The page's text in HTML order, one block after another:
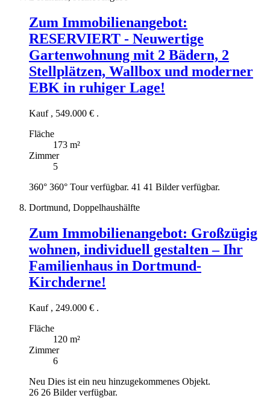
Zum Immobilienangebot:
RESERVIERT - Neuwertige
Gartenwohnung mit 2 Bädern, 2
Stellplätzen, Wallbox und moderner
EBK in ruhiger Lage!
Kauf , 549.000 € .
Fläche
173 m²
Zimmer
5
360° 360° Tour verfügbar. 41 41 Bilder verfügbar.
Dortmund, Doppelhaushälfte
Zum Immobilienangebot: Großzügig
wohnen, individuell gestalten – Ihr
Familienhaus in Dortmund-
Kirchderne!
Kauf , 249.000 € .
Fläche
120 m²
Zimmer
6
Neu Dies ist ein neu hinzugekommenes Objekt.
26 26 Bilder verfügbar.